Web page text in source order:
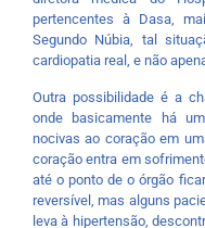
pertencentes à Dasa,
Segundo Núbia, tal
cardiopatia real, e não
Outra possibilidade é a
onde basicamente há
nocivas ao coração em
coração entra em
até o ponto de o órgão
reversível, mas alguns
leva à hipertensão,